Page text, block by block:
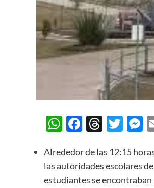
WhatsApp
Facebook
Alrededor de las 12:15
las autoridades escolares
estudiantes se